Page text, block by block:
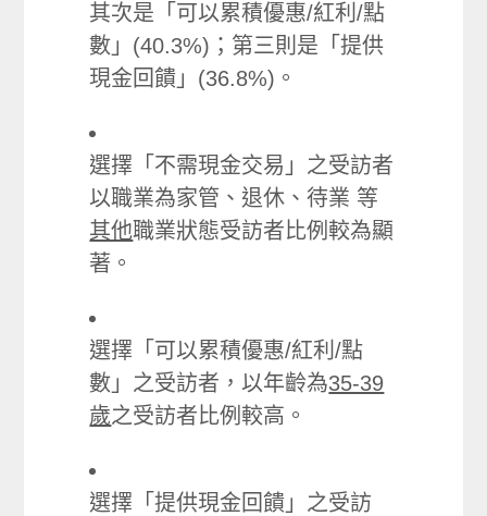
其次是「可以累積優惠/紅利/點
數」(40.3%)；第三則是「提供
現金回饋」(36.8%)。
選擇「不需現金交易」之受訪者
以職業為家管、退休、待業 等
其他職業狀態受訪者比例較為顯
著。
選擇「可以累積優惠/紅利/點
數」之受訪者，以年齡為35-39
歲之受訪者比例較高。
選擇「提供現金回饋」之受訪